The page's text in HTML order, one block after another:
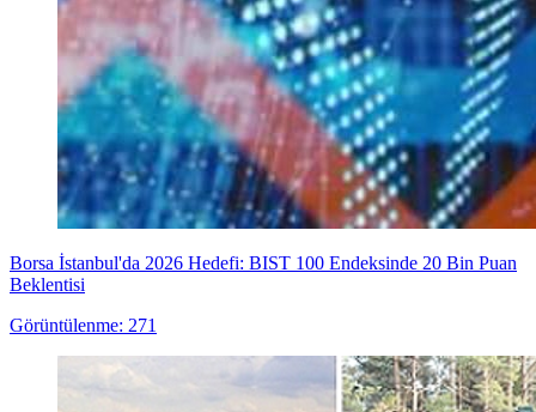
Borsa İstanbul'da 2026 Hedefi: BIST 100 Endeksinde 20 Bin Puan
Beklentisi
Görüntülenme: 271